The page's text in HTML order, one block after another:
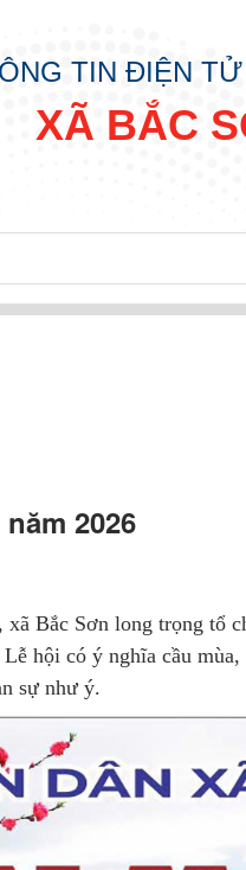
TIN ĐIỆN
XÃ BẮC
2026
Bắc Sơn long trọng tổ
hội có ý nghĩa cầu
sự như ý.